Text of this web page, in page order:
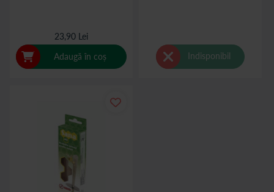
23,90 Lei
Adaugă în coș
Indisponibil